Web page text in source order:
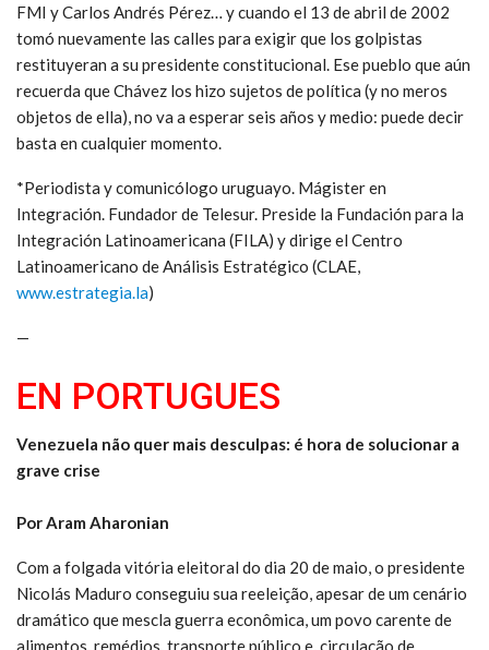
FMI y Carlos Andrés Pérez… y cuando el 13 de abril de 2002
tomó nuevamente las calles para exigir que los golpistas
restituyeran a su presidente constitucional. Ese pueblo que aún
recuerda que Chávez los hizo sujetos de política (y no meros
objetos de ella), no va a esperar seis años y medio: puede decir
basta en cualquier momento.
*Periodista y comunicólogo uruguayo. Mágister en
Integración. Fundador de Telesur. Preside la Fundación para la
Integración Latinoamericana (FILA) y dirige el Centro
Latinoamericano de Análisis Estratégico (CLAE,
www.estrategia.la)
—
EN PORTUGUES
Venezuela não quer mais desculpas: é hora de solucionar a
grave crise
Por Aram Aharonian
Com a folgada vitória eleitoral do dia 20 de maio, o presidente
Nicolás Maduro conseguiu sua reeleição, apesar de um cenário
dramático que mescla guerra econômica, um povo carente de
alimentos, remédios, transporte público e, circulação de